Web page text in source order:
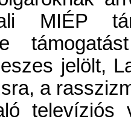
MIÉP
jelölt,
a